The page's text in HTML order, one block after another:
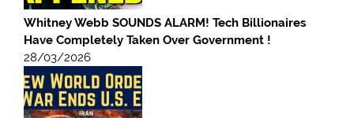
Whitney Webb SOUNDS ALARM! Tech Billionaires
Have Completely Taken Over Government !
28/03/2026